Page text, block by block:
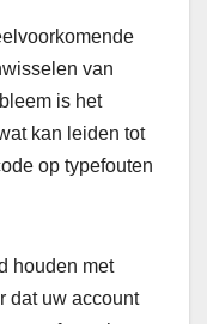
van
is het
kan leiden tot
op typefouten
houden met
dat uw account